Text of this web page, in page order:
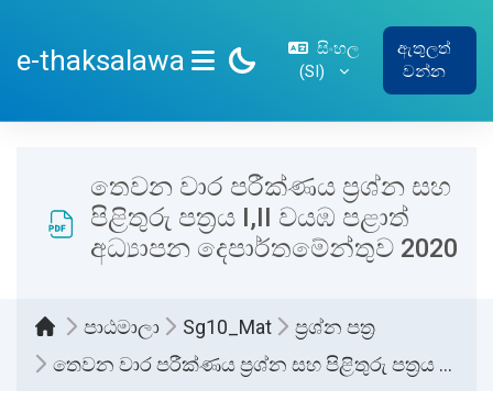
e-thaksalawa
SIDE PANEL
සිංහල
‎(SI)‎
ඇතුලත්
වන්න
තෙවන වාර පරීක්ණය ප්‍රශ්න සහ
පිළිතුරු පත්‍රය I,II වයඹ පළාත්
අධ්‍යාපන දෙපාර්තමේන්තුව 2020
පාඨමාලා Sg10_Mat
ප්‍රශ්න පත්‍ර
තෙවන වාර පරීක්ණය ප්‍රශ්න සහ පිළිතුරු පත්‍රය I,II වයඹ පළාත් අධ්‍යාපන දෙපාර්තමේන්තුව 2020